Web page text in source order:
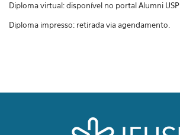
Diploma virtual: disponível no portal Alumni USP.
Diploma impresso: retirada via agendamento.